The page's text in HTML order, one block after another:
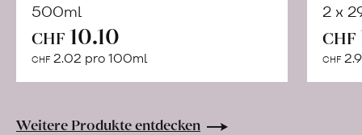
500ml
CHF 10.10
CHF 2.02 pro 100ml
Warenkorb
2 x
CHF
CHF
Weitere Produkte entdecken